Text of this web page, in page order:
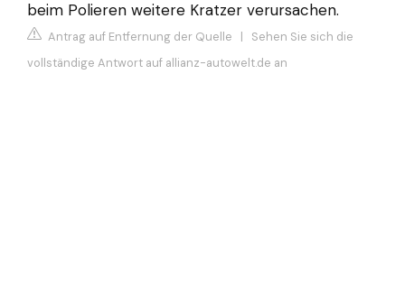
beim Polieren weitere Kratzer verursachen.
Antrag auf Entfernung der Quelle | Sehen Sie sich die
vollständige Antwort auf allianz-autowelt.de an